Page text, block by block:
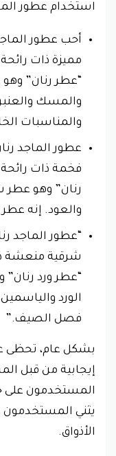
استخدام عطور
أحب عطور
مميزة ذات
“عطر رنان”
والمسك
والمناسبات
عطور الماجد
فخمة ذات
رنان” وهو
والعود. إنه عطر
“عطور الماجد
شرقية منعشة
“عطر ورد
الورد
فصل الصيف.”
بشكل عام، تحظى
إيجابية من قبل
المستخدمون على
يثني المستخدمون
الأذواق.